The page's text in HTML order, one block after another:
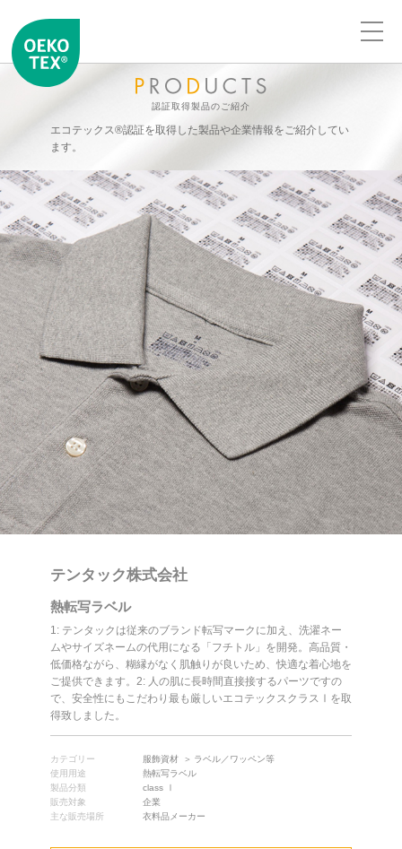
認証取得製品のご紹介
エコテックス®認証を取得した製品や企業情報をご紹介してい
ます。
テンタック株式会社
熱転写ラベル
1: テンタックは従来のブランド転写マークに加え、洗濯ネー
ムやサイズネームの代用になる「フチトル」を開発。高品質・
低価格ながら、糊縁がなく肌触りが良いため、快適な着心地を
ご提供できます。2: 人の肌に長時間直接接するパーツですの
で、安全性にもこだわり最も厳しいエコテックスクラスⅠを取
得致しました。
カテゴリー 服飾資材
ラベル／ワッペン等
使用用途
熱転写ラベル
製品分類
class Ⅰ
販売対象
企業
主な販売場所
衣料品メーカー